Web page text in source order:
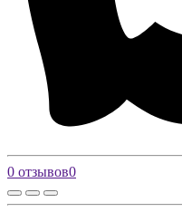
0 отзывов0